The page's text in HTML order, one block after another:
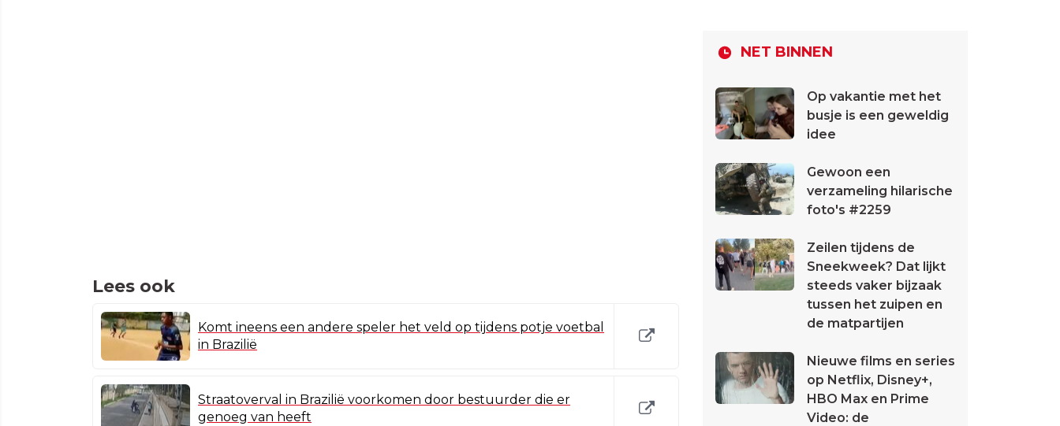
Lees ook
Komt ineens een andere speler het veld op tijdens potje voetbal
in Brazilië
Straatoverval in Brazilië voorkomen door bestuurder die er
genoeg van heeft
NET BINNEN
Op vakantie met het
busje is een geweldig
idee
Gewoon een
verzameling hilarische
foto's #2259
Zeilen tijdens de
Sneekweek? Dat lijkt
steeds vaker bijzaak
tussen het zuipen en
de matpartijen
Nieuwe films en series
op Netflix, Disney+,
HBO Max en Prime
Video: de